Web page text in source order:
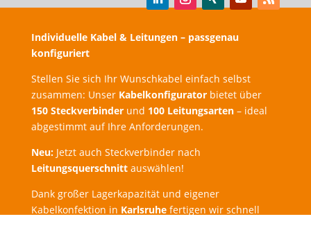
Individuelle Kabel & Leitungen – passgenau
konfiguriert
Stellen Sie sich Ihr Wunschkabel einfach selbst
zusammen: Unser Kabelkonfiguratorbietet über
150 Steckverbinderund 100 Leitungsarten– ideal
abgestimmt auf Ihre Anforderungen.
Neu:Jetzt auch Steckverbinder nach
Leitungsquerschnittauswählen!
Dank großer Lagerkapazität und eigener
Kabelkonfektion in Karlsruhefertigen wir schnell